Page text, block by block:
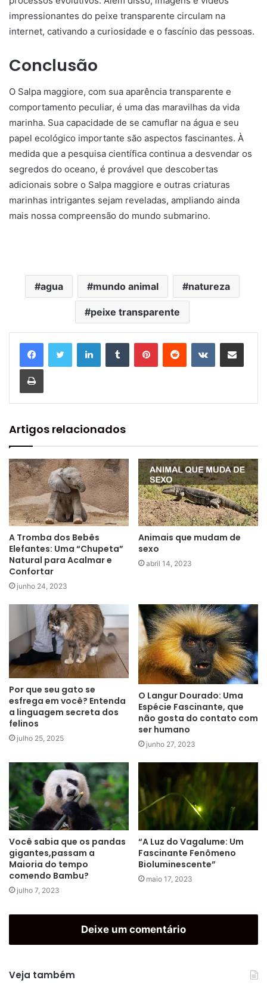
impressionantes do peixe transparente circulam na
internet, cativando a curiosidade e o fascínio das pessoas.
Conclusão
O Salpa maggiore, com sua aparência transparente e
comportamento peculiar, é uma das maravilhas da vida
marinha. Sua capacidade de se camuflar na água e seu
papel ecológico importante são aspectos fascinantes. À
medida que a pesquisa científica continua a desvendar os
segredos do oceano, é provável que descobertas
adicionais sobre o Salpa maggiore e outras criaturas
marinhas intrigantes sejam reveladas, ampliando ainda
mais nossa compreensão do mundo submarino.
agua mundo animal natureza
peixe transparente
Artigos relacionados
A Tromba dos Bebês
Elefantes: Uma “Chupeta”
Natural para Acalmar e
Confortar
junho 24, 2023
Animais que mudam de
sexo
abril 14, 2023
Por que seu gato se
esfrega em você? Entenda
a linguagem secreta dos
felinos
julho 25, 2025
O Langur Dourado: Uma
Espécie Fascinante, que
não gosta do contato com
ser humano
junho 27, 2023
Você sabia que os pandas
gigantes,passam a
Maioria do tempo
comendo Bambu?
julho 7, 2023
“A Luz do Vagalume: Um
Fascinante Fenômeno
Bioluminescente”
maio 17, 2023
Deixe um comentário
Veja também